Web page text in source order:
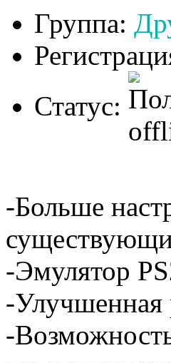
Группа:
Статус:
-Больше
-Эмулятор
-Улучшенная
-